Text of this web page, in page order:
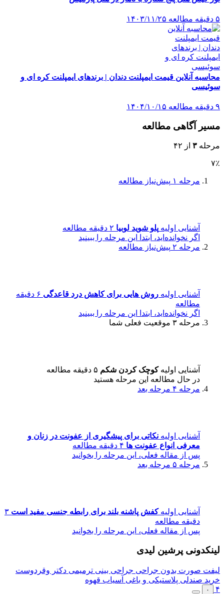
۵ دقیقه مطالعه ۱۴۰۳/۱۱/۲۵
محاسبه آنلاین قیمت ایمپلنت دندان | برندهای ایمپلنت کره ای و
سوئیسی
۹ دقیقه مطالعه ۱۴۰۴/۱۰/۱۵
مسیر آگاهی مطالعه
مرحله ۳ از ۴۲
۷٪
مرحله ۱ پیش‌نیاز مطالعه
آشنایی اولیه پلو شوید لوبیا ۲ دقیقه مطالعه
اگر نخوانده‌اید، ابتدا این مرحله را ببینید
مرحله ۲
پیش‌نیاز مطالعه
آشنایی اولیه روش هایی برای کاهش درد قاعدگی
۶ دقیقه
مطالعه
اگر نخوانده‌اید، ابتدا این مرحله را ببینید
مرحله ۳
موقعیت فعلی شما
آشنایی اولیهکوچک کردن شکم ۵ دقیقه مطالعه
در حال مطالعه این مرحله هستید
مرحله ۴
مرحله بعد
آشنایی اولیه نکاتی برای پیشگیری از عفونت در زنان و
معرفی انواع عفونت ها ۴ دقیقه مطالعه
پس از مقاله فعلی، این مرحله را بخوانید
مرحله ۵
مرحله بعد
آشنایی اولیهکفش پاشنه بلند برای رابطه جنسی مفید است ۳
دقیقه مطالعه
پس از مقاله فعلی، این مرحله را بخوانید
لینکدونی پرشین لیدی
لیفت صورت بدون جراحی جراحی بینی ترمیمی دکتر وقردوست
خرید صندلی پلاستیکی و باغی آسیاب قهوه
۴
۰